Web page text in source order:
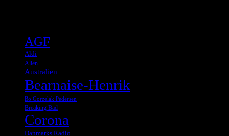
AGF
Aldi
Alien
Australien
Bearnaise-Henrik
Bo Gorzelak Pedersen
Breaking Bad
Corona
Danmarks Radio